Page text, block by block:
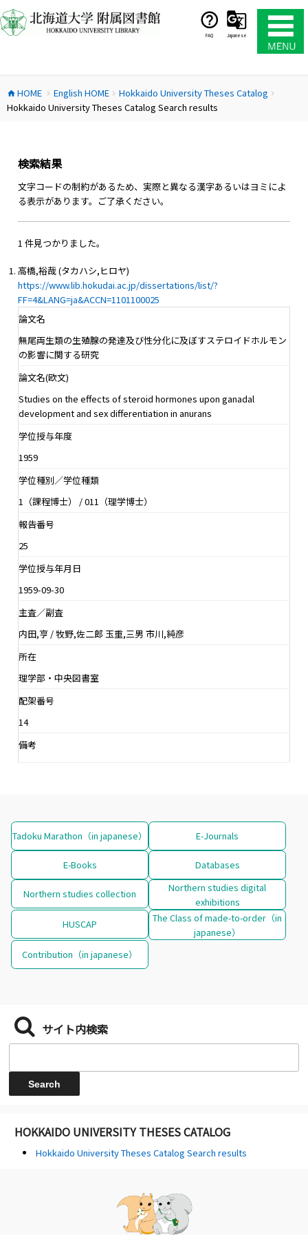
ン
テ
ス
キ
FAQ Japanese
home HOME chevron_right English HOMEchevron_right Hokkaido University Theses Catalog chevron_right
Hokkaido University Theses Catalog Search results
検索結果
文字コードの制約があるため、実際と異なる漢字あるいはヨミによ
る表示があります。ご了承ください。
1 件見つかりました。
高橋,裕哉 (タカハシ,ヒロヤ)
https://www.lib.hokudai.ac.jp/dissertations/list/?
FF=4&LANG=ja&ACCN=1101100025
論文名
無尾両生類の生殖腺の発達及び性分化に及ぼすステロイドホルモン
の影響に関する研究
論文名(欧文)
Studies on the effects of steroid hormones upon ganadal
development and sex differentiation in anurans
学位授与年度
1959
学位種別／学位種類
1（課程博士） / 011（理学博士）
報告番号
25
学位授与年月日
1959-09-30
主査／副査
内田,亨 / 牧野,佐二郎 玉重,三男 市川,純彦
所在
理学部・中央図書室
配架番号
14
備考
Tadoku Marathon（in japanese） E-Journals
E-Books Databases
Northern studies collection
Northern studies digital
exhibitions
HUSCAP
The Class of made-to-order（in
japanese）
Contribution（in japanese）
サイト内検索
HOKKAIDO UNIVERSITY THESES CATALOG
Hokkaido University Theses Catalog Search results